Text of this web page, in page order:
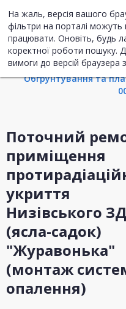
На жаль, версія вашого
фільтри на порталі
працювати. Оновіть, будь
коректної роботи пошуку.
вимоги до версій браузера
Обгрунтування та
Поточний
приміщення
укриття
Низівського
(ясла-садок)
"Журавонька"
(монтаж
опалення)